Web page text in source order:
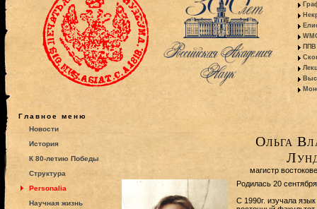
ППВ
Главное меню
Новости
История
К 80-летию Победы
Структура
Personalia
Научная жизнь
Ольга
магистр
Родилась 20
С 1990г. изучала